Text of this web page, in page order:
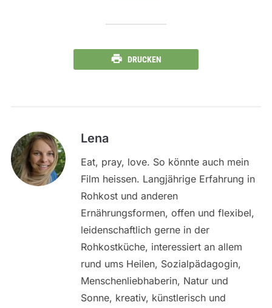
DRUCKEN
Lena
Eat, pray, love. So könnte auch mein
Film heissen. Langjährige Erfahrung in
Rohkost und anderen
Ernährungsformen, offen und flexibel,
leidenschaftlich gerne in der
Rohkostküche, interessiert an allem
rund ums Heilen, Sozialpädagogin,
Menschenliebhaberin, Natur und
Sonne, kreativ, künstlerisch und